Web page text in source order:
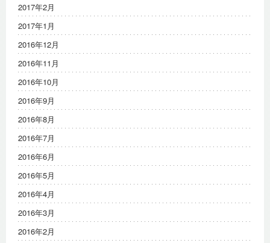
2017年2月
2017年1月
2016年12月
2016年11月
2016年10月
2016年9月
2016年8月
2016年7月
2016年6月
2016年5月
2016年4月
2016年3月
2016年2月